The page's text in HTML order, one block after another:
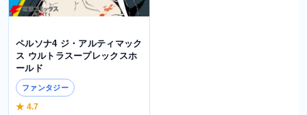
ペルソナ4 ジ・アルティマック
ス ウルトラスープレックスホ
ールド
ファンタジー
★ 4.7